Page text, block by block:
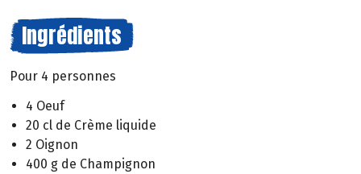
Ingrédients
Pour 4 personnes
4 Oeuf
20 cl de Crème liquide
2 Oignon
400 g de Champignon